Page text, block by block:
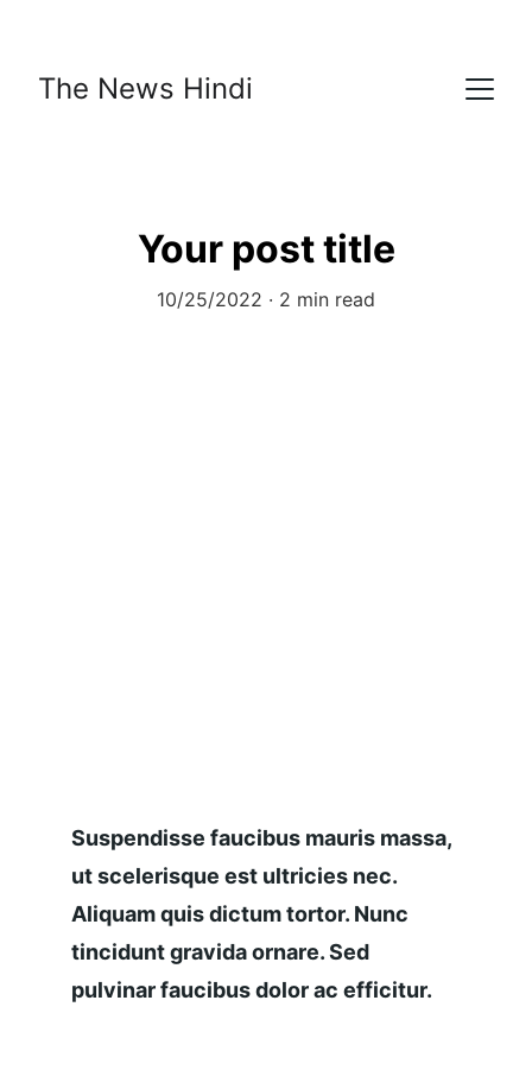
The News Hindi
Your post title
10/25/2022 2 min read
Suspendisse faucibus mauris massa,
ut scelerisque est ultricies nec.
Aliquam quis dictum tortor. Nunc
tincidunt gravida ornare. Sed
pulvinar faucibus dolor ac efficitur.